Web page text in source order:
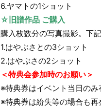
6.ヤマトの1ショット
☆旧譜作品 ご購入
購入枚数分の写真撮影。下
1.はやぶさとの3ショット
2.はやぶさの2ショット
＜特典会参加時のお願い＞
※特典券はイベント当日のみ
※特典券は紛失等の場合も再